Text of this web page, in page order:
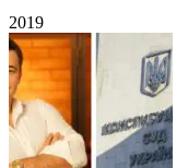
2019